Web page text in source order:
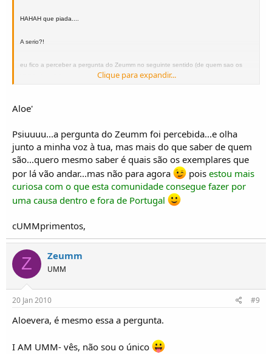
HAHAH que piada....
A serio?!
eu fico a perceber a pergunta do Zeumm no seguinte sentido (de quem sao os
UMM's / modelos que vao aparecer na exposicao)
Pois nao sendo esse o sentido faco eu a pergunta a quem possa saber:
Que modelos e/ou exemplares (UMM claro) vamos ou poderemos ver nessa
exposicao?
A gerencia deste estabelecimento (post) agradece,
Clique para expandir...
Aloe'
Psiuuuu...a pergunta do Zeumm foi percebida...e olha
junto a minha voz à tua, mas mais do que saber de quem
são...quero mesmo saber é quais são os exemplares que
por lá vão andar...mas não para agora
pois estou mais
curiosa com o que esta comunidade consegue fazer por
uma causa dentro e fora de Portugal
cUMMprimentos,
Z Zeumm
UMM
20 Jan 2010 #9
Aloevera, é mesmo essa a pergunta.
I AM UMM- vês, não sou o único